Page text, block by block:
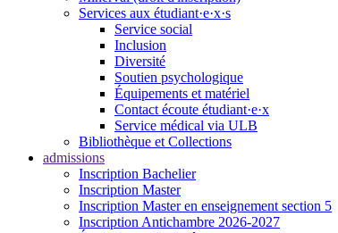
Services aux étudiant·e·x·s
Service social
Inclusion
Diversité
Soutien psychologique
Équipements et matériel
Contact écoute étudiant·e·x
Service médical via ULB
Bibliothèque et Collections
admissions
Inscription Bachelier
Inscription Master
Inscription Master en enseignement section 5
Inscription Antichambre 2026-2027